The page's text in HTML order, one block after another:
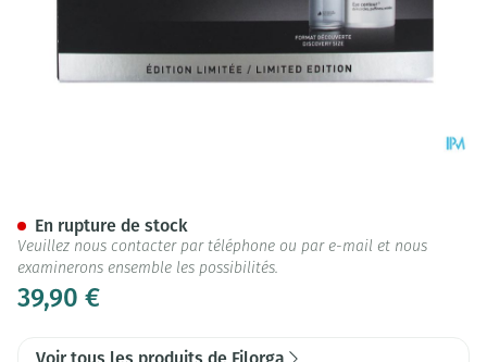
39,90 €
En rupture de stock
Veuillez nous contacter par téléphone ou par e-mail et nous
examinerons ensemble les possibilités.